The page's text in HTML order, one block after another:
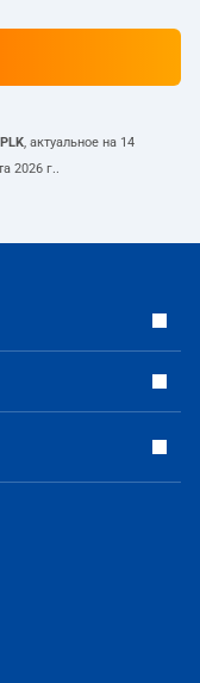
, актуальное на 14
2026 г..